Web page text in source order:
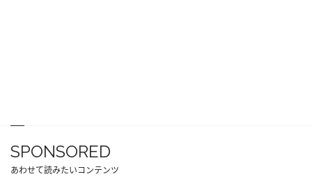
SPONSORED
あわせて読みたいコンテンツ